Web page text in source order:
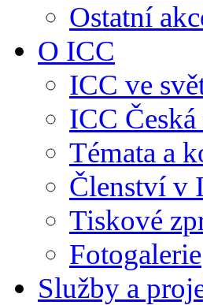
Ostatní
O ICC
ICC ve
ICC
Témata a
Členství v
Tiskové
Fotogalerie
Služby a